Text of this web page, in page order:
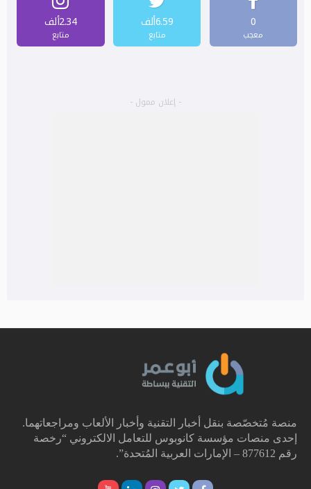
0
معجب
6.59ألف
متابع
2.34ألف
متابع
- إعلان ممول -
منصة مُتخصّصة بنقل أخبار التقنية وأخبار الألعاب ومراجعاتهما.
إحدى منصات مؤسسة كانوبوس للتعامل الالكتروني “رخصة
رقم 877612 – الإمارات العربية المُتحدة”.